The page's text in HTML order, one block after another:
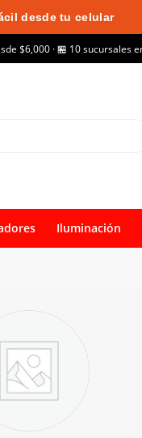
desde tu celular
$6,000 · 🏪 10 sucursales
Iluminación